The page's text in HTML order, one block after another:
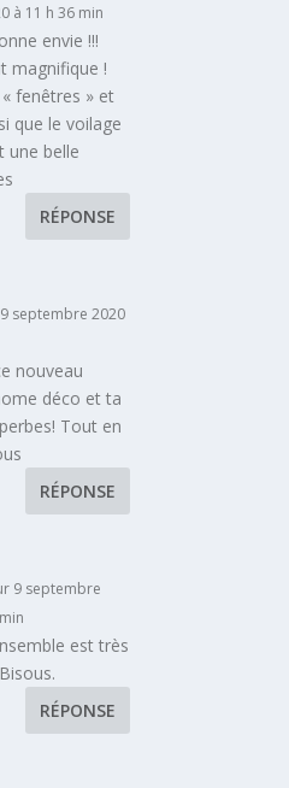
à 11 h 36 min
envie !!!
magnifique !
fenêtres » et
que le voilage
une belle
RÉPONSE
septembre 2020
nouveau
déco et ta
Tout en
RÉPONSE
9 septembre
est très
RÉPONSE